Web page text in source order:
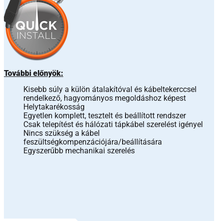
További előnyök:
Kisebb súly a külön átalakítóval és kábeltekerccsel
rendelkező, hagyományos megoldáshoz képest
Helytakarékosság
Egyetlen komplett, tesztelt és beállított rendszer
Csak telepítést és hálózati tápkábel szerelést igényel
Nincs szükség a kábel
feszültségkompenzációjára/beállítására
Egyszerűbb mechanikai szerelés